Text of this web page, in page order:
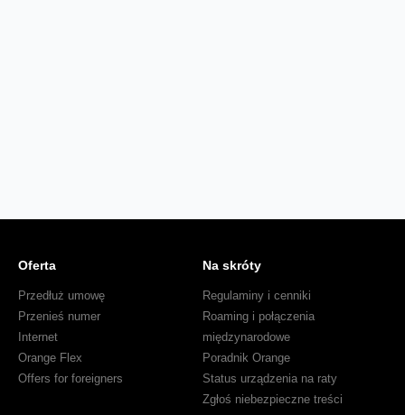
Oferta
Przedłuż umowę
Przenieś numer
Internet
Orange Flex
Offers for foreigners
Na skróty
Regulaminy i cenniki
Roaming i połączenia
międzynarodowe
Poradnik Orange
Status urządzenia na raty
Zgłoś niebezpieczne treści